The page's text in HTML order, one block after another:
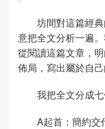
坊間對這篇經
意把全文分析一遍
從閱讀這篇文章，
佈局，寫出屬於自己
我把全文分成七
A起首：簡約交